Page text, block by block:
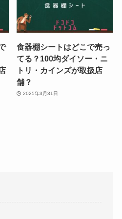
食器棚シートはどこで売っ
てる？100均ダイソー・ニ
トリ・カインズが取扱店
舗？
2025年3月31日